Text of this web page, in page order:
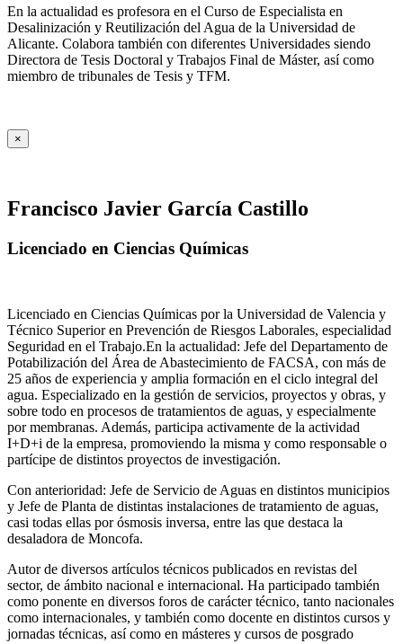
En la actualidad es profesora en el Curso de Especialista en
Desalinización y Reutilización del Agua de la Universidad de
Alicante. Colabora también con diferentes Universidades siendo
Directora de Tesis Doctoral y Trabajos Final de Máster, así como
miembro de tribunales de Tesis y TFM.
×
Francisco Javier García Castillo
Licenciado en Ciencias Químicas
Licenciado en Ciencias Químicas por la Universidad de Valencia y
Técnico Superior en Prevención de Riesgos Laborales, especialidad
Seguridad en el Trabajo.En la actualidad: Jefe del Departamento de
Potabilización del Área de Abastecimiento de FACSA, con más de
25 años de experiencia y amplia formación en el ciclo integral del
agua. Especializado en la gestión de servicios, proyectos y obras, y
sobre todo en procesos de tratamientos de aguas, y especialmente
por membranas. Además, participa activamente de la actividad
I+D+i de la empresa, promoviendo la misma y como responsable o
partícipe de distintos proyectos de investigación.
Con anterioridad: Jefe de Servicio de Aguas en distintos municipios
y Jefe de Planta de distintas instalaciones de tratamiento de aguas,
casi todas ellas por ósmosis inversa, entre las que destaca la
desaladora de Moncofa.
Autor de diversos artículos técnicos publicados en revistas del
sector, de ámbito nacional e internacional. Ha participado también
como ponente en diversos foros de carácter técnico, tanto nacionales
como internacionales, y también como docente en distintos cursos y
jornadas técnicas, así como en másteres y cursos de posgrado